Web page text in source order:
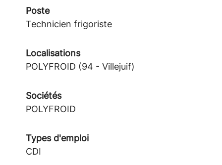
Poste
Technicien frigoriste
Localisations
POLYFROID (94 - Villejuif)
Sociétés
POLYFROID
Types d'emploi
CDI